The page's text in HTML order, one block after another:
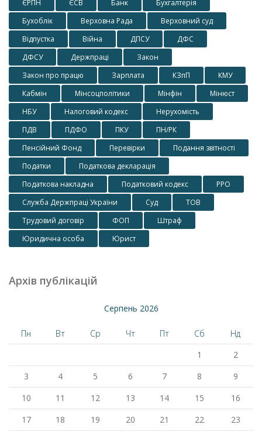
ЄРПН ЄСВ Банк
Бухгалтерія
Бухоблік
Верховна Рада
Верховний суд
Відпустка
Війна ДПСУ
ДФС
ДФСУ
Держпраці
Закон
Закон про працю
Зарплата КЗпП
КМУ
Кабмін
Мінсоцполітики Мінфін
Мінюст
НБУ
Налоговий кодекс
Нерухомість
ПДВ
ПДФО ПКУ
ПН/РК
Пенсійний Фонд
Перевірки
Подання звітності
Податки
Податкова декларація
Податкова накладна
Податковий кодекс
РРО
Служба Держпраці України
Суд
ТОВ
Трудовий договір
ФОП
Штраф
Юридична особа
Юрист
Архів публікацій
Серпень 2026
Пн Вт Ср Чт Пт Сб
Нд
1
2
3
4 5 6 7 8
9
10
11 12 13 14 15
16
17
18 19 20 21 22
23